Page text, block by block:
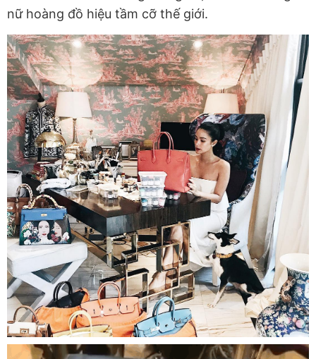
nữ hoàng đồ hiệu tầm cỡ thế giới.